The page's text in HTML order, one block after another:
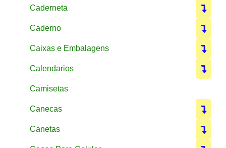
Caderneta
Caderno
Caixas e Embalagens
Calendarios
Camisetas
Canecas
Canetas